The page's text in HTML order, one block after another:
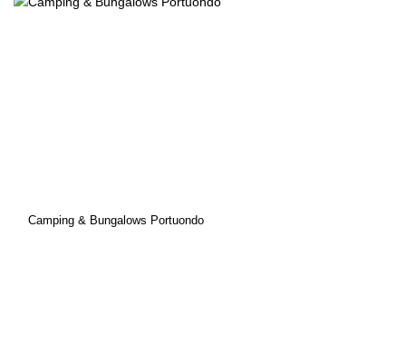
Camping & Bungalows Portuondo